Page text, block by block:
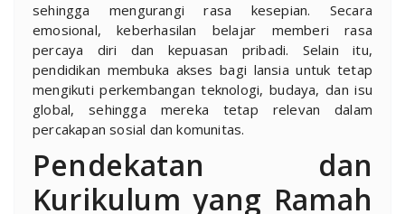
sehingga mengurangi rasa kesepian. Secara
emosional, keberhasilan belajar memberi rasa
percaya diri dan kepuasan pribadi. Selain itu,
pendidikan membuka akses bagi lansia untuk tetap
mengikuti perkembangan teknologi, budaya, dan isu
global, sehingga mereka tetap relevan dalam
percakapan sosial dan komunitas.
Pendekatan dan
Kurikulum yang Ramah